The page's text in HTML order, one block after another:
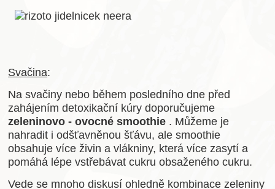
Svačina:
Na svačiny nebo během posledního dne před
zahájením detoxikační kúry doporučujeme
zeleninovo - ovocné smoothie . Můžeme je
nahradit i odšťavněnou šťávu, ale smoothie
obsahuje více živin a vlákniny, která více zasytí a
pomáhá lépe vstřebávat cukru obsaženého cukru.
Vede se mnoho diskusí ohledně kombinace zeleniny